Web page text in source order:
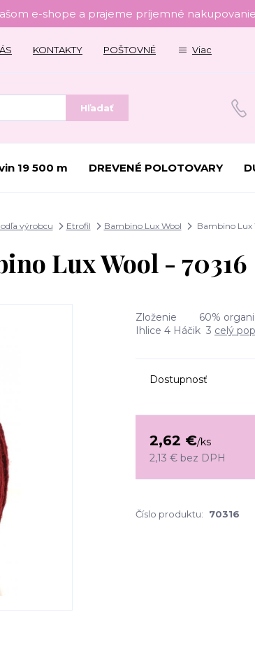
e-shope a prajeme príjemné
KONTAKTY POŠTOVNÉ Viac
Hľadať
19 500 m DREVENÉ POLOTOVARY
výrobcu Etrofil Bambino Lux Wool Bambino Lux
Lux Wool - 70316
Zloženie 60%
Ihlice 4 Háčik 3 celý
Dostupnosť
2,62 €/ks
2,13 € bez DPH
Číslo produktu: 70316